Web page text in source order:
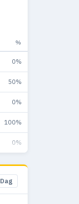
%
0%
50%
0%
100%
0%
Dag